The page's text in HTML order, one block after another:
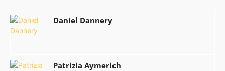
Daniel Dannery
Patrizia Aymerich